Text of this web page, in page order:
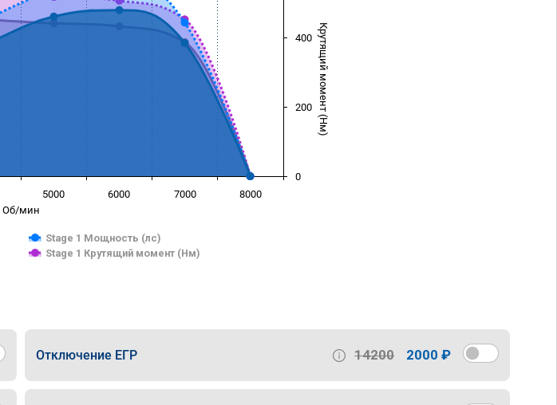
Об/мин
Крутящий момент (Нм)
Stage 1 Мощность (лс)
Stage 1 Крутящий момент (Нм)
5000 6000 7000 8000
0
200
400
Отключение ЕГР 14200 2000 ₽